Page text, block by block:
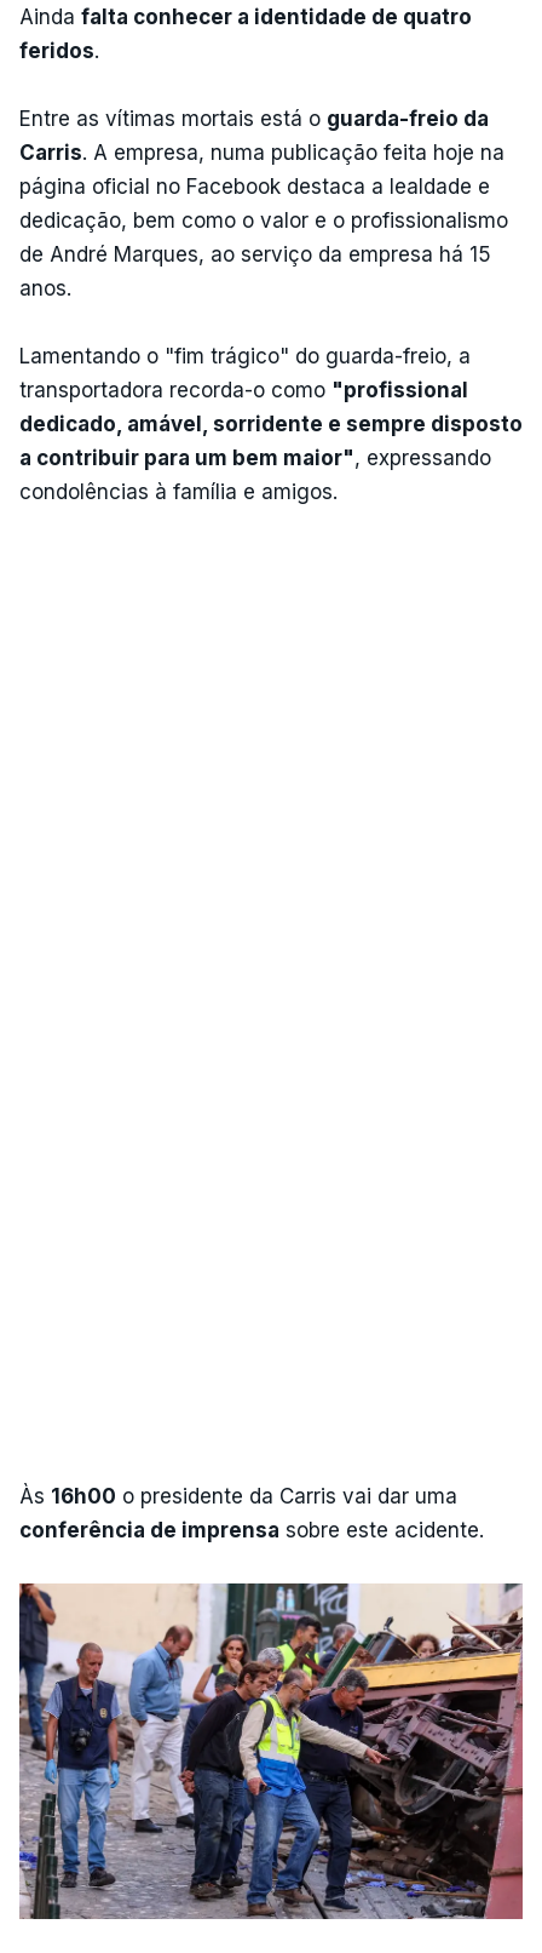
Ainda falta conhecer a identidade de quatro
feridos.
Entre as vítimas mortais está o guarda-freio da
Carris. A empresa, numa publicação feita hoje na
página oficial no Facebook destaca a lealdade e
dedicação, bem como o valor e o profissionalismo
de André Marques, ao serviço da empresa há 15
anos.
Lamentando o "fim trágico" do guarda-freio, a
transportadora recorda-o como "profissional
dedicado, amável, sorridente e sempre disposto
a contribuir para um bem maior", expressando
condolências à família e amigos.
Às 16h00 o presidente da Carris vai dar uma
conferência de imprensa sobre este acidente.